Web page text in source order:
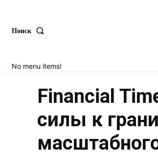
Поиск
No menu items!
Financial
силы к